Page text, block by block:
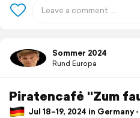
Sommer 2024
Rund Europa
Piratencafė "Zum
Jul 18–19, 2024 in Germany